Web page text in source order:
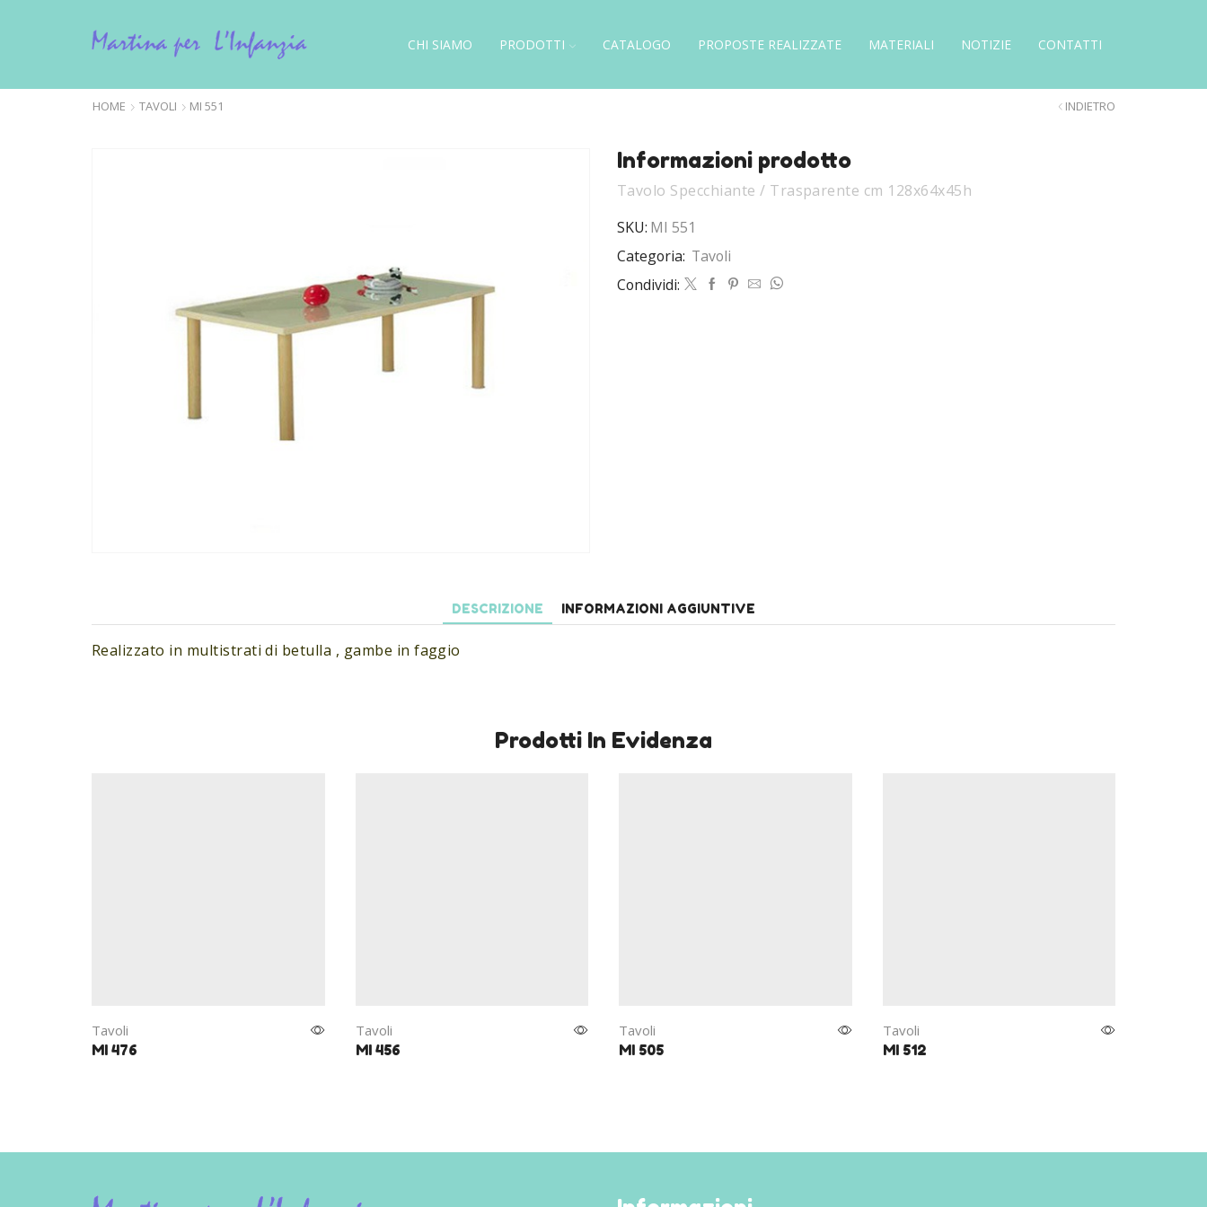
CHI SIAMO PRODOTTI CATALOGO PROPOSTE REALIZZATE MATERIALI NOTIZIE CONTATTI
HOME TAVOLI MI 551 INDIETRO
Informazioni prodotto
Tavolo Specchiante / Trasparente cm 128x64x45h
SKU: MI 551
Categoria: Tavoli
Condividi:
DESCRIZIONE INFORMAZIONI AGGIUNTIVE
Realizzato in multistrati di betulla , gambe in faggio
Prodotti In Evidenza
Tavoli
MI 476
Tavoli
MI 456
Tavoli
MI 505
Tavoli
MI 512